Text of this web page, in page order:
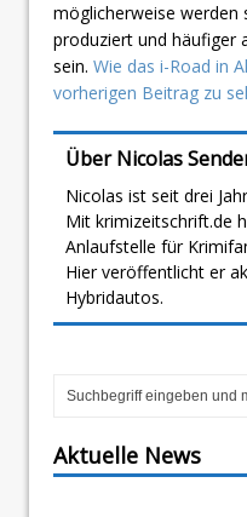
möglicherweise werden
produziert und häufiger
sein. Wie das i-Road in
vorherigen Beitrag zu
Über Nicolas
Nicolas ist seit drei
Mit krimizeitschrift.de
Anlaufstelle für
Hier veröffentlicht er
Hybridautos.
Aktuelle News